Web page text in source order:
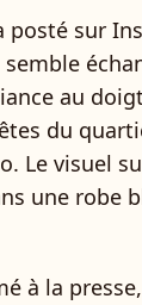
posté sur
au
du
Le visuel
une robe
à la